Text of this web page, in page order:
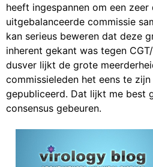
heeft ingespannen om een
uitgebalanceerde commissie
kan serieus beweren dat deze
inherent gekant was tegen
dusver lijkt de grote
commissieleden het eens te
gepubliceerd. Dat lijkt me best
consensus gebeuren.